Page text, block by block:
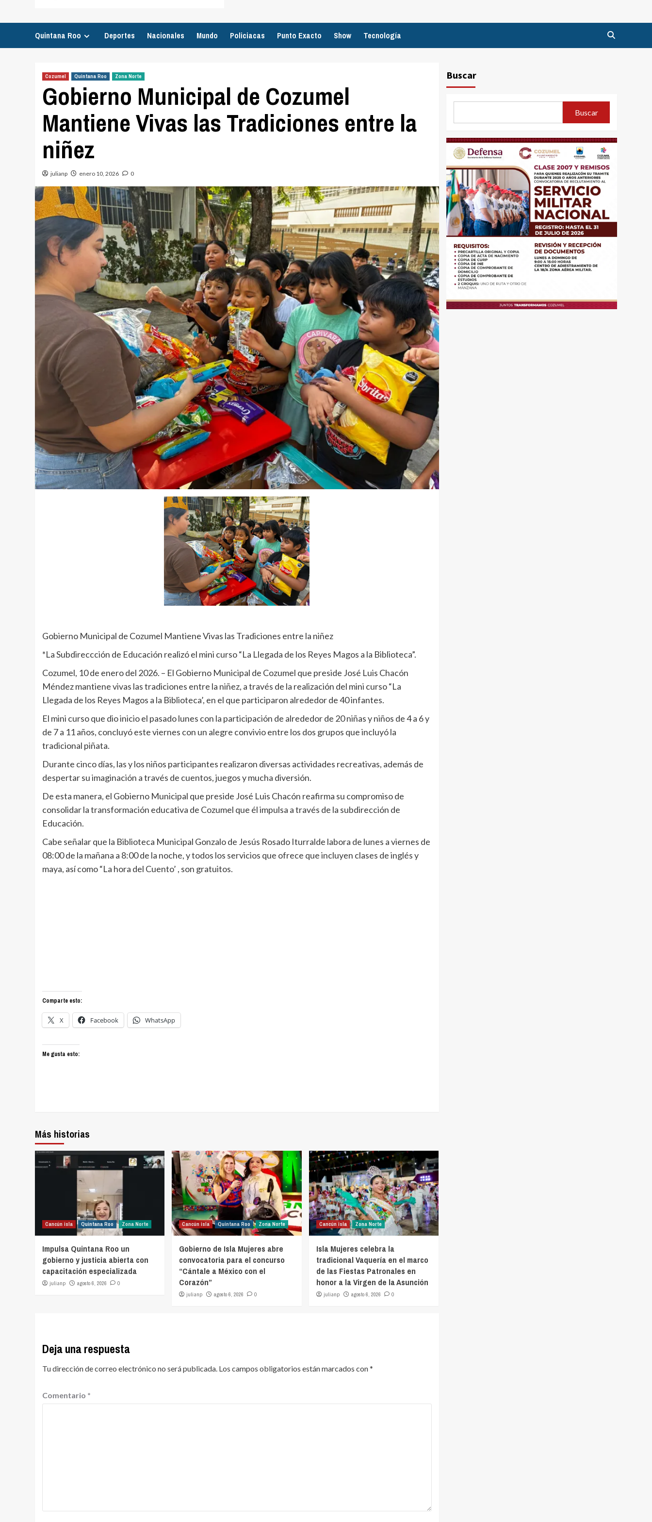
Quintana Roo Deportes Nacionales Mundo Policiacas Punto Exacto Show Tecnología
Cozumel Quintana Roo Zona Norte
Gobierno Municipal de Cozumel
Mantiene Vivas las Tradiciones entre la
niñez
julianp enero 10, 2026 0
Gobierno Municipal de Cozumel Mantiene Vivas las Tradiciones entre la niñez
*La Subdireccción de Educación realizó el mini curso “La Llegada de los Reyes Magos a la Biblioteca”.
Cozumel, 10 de enero del 2026. – El Gobierno Municipal de Cozumel que preside José Luis Chacón
Méndez mantiene vivas las tradiciones entre la niñez, a través de la realización del mini curso “La
Llegada de los Reyes Magos a la Biblioteca’, en el que participaron alrededor de 40 infantes.
El mini curso que dio inicio el pasado lunes con la participación de alrededor de 20 niñas y niños de 4 a 6 y
de 7 a 11 años, concluyó este viernes con un alegre convivio entre los dos grupos que incluyó la
tradicional piñata.
Durante cinco días, las y los niños participantes realizaron diversas actividades recreativas, además de
despertar su imaginación a través de cuentos, juegos y mucha diversión.
De esta manera, el Gobierno Municipal que preside José Luis Chacón reafirma su compromiso de
consolidar la transformación educativa de Cozumel que él impulsa a través de la subdirección de
Educación.
Cabe señalar que la Biblioteca Municipal Gonzalo de Jesús Rosado Iturralde labora de lunes a viernes de
08:00 de la mañana a 8:00 de la noche, y todos los servicios que ofrece que incluyen clases de inglés y
maya, así como “La hora del Cuento’ , son gratuitos.
Comparte esto:
X Facebook WhatsApp
Me gusta esto:
Más historias
Cancún isla Quintana Roo Zona Norte
Impulsa Quintana Roo un
gobierno y justicia abierta con
capacitación especializada
julianp agosto 6, 2026 0
Cancún isla Quintana Roo Zona Norte
Gobierno de Isla Mujeres abre
convocatoria para el concurso
“Cántale a México con el
Corazón”
julianp agosto 6, 2026 0
Cancún isla Zona Norte
Isla Mujeres celebra la
tradicional Vaquería en el marco
de las Fiestas Patronales en
honor a la Virgen de la Asunción
julianp agosto 6, 2026 0
Deja una respuesta
Tu dirección de correo electrónico no será publicada. Los campos obligatorios están marcados con*
Comentario *
Buscar
Buscar